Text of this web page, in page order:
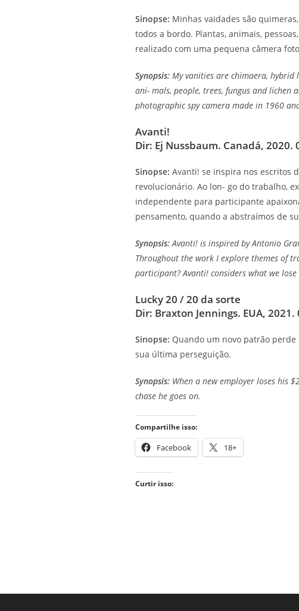
Sinopse: Minhas vaidades são
todos a bordo. Plantas, animais,
realizado com uma pequena câmera
Synopsis:My vanities are chimaera,
ani- mals, people, trees, fungus and
photographic spy camera made in 1960
Avanti!
Dir: Ej Nussbaum. Canadá, 2020.
Sinopse: Avanti! se inspira nos escritos
revolucionário. Ao lon- go do trabalho,
independente para participante
pensamento, quando a abstraímos de
Synopsis:Avanti! is inspired by Antonio
Throughout the work I explore themes of
participant? Avanti! considers what we
Lucky 20 / 20 da sorte
Dir: Braxton Jennings. EUA, 2021.
Sinopse: Quando um novo patrão perde
sua última perseguição.
Synopsis: When a new employer loses his
chase he goes on.
Compartilhe isso:
Facebook 18+
Curtir isso: